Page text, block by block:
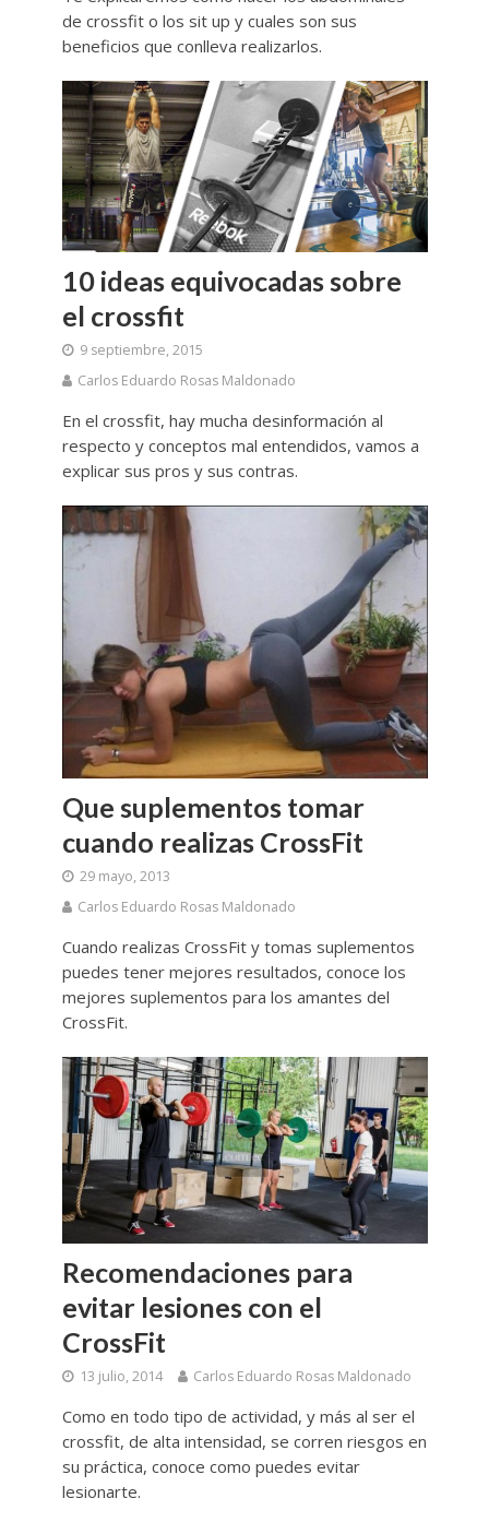
de crossfit o los sit up y cuales son sus
beneficios que conlleva realizarlos.
10 ideas equivocadas sobre
el crossfit
9 septiembre, 2015
Carlos Eduardo Rosas Maldonado
En el crossfit, hay mucha desinformación al
respecto y conceptos mal entendidos, vamos a
explicar sus pros y sus contras.
Que suplementos tomar
cuando realizas CrossFit
29 mayo, 2013
Carlos Eduardo Rosas Maldonado
Cuando realizas CrossFit y tomas suplementos
puedes tener mejores resultados, conoce los
mejores suplementos para los amantes del
CrossFit.
Recomendaciones para
evitar lesiones con el
CrossFit
13 julio, 2014 Carlos Eduardo Rosas Maldonado
Como en todo tipo de actividad, y más al ser el
crossfit, de alta intensidad, se corren riesgos en
su práctica, conoce como puedes evitar
lesionarte.